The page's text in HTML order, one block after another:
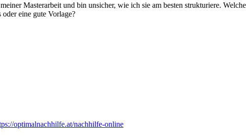
Masterarbeit und bin unsicher, wie ich sie am besten strukturiere.
eine gute Vorlage?
optimalnachhilfe.at/nachhilfe-online